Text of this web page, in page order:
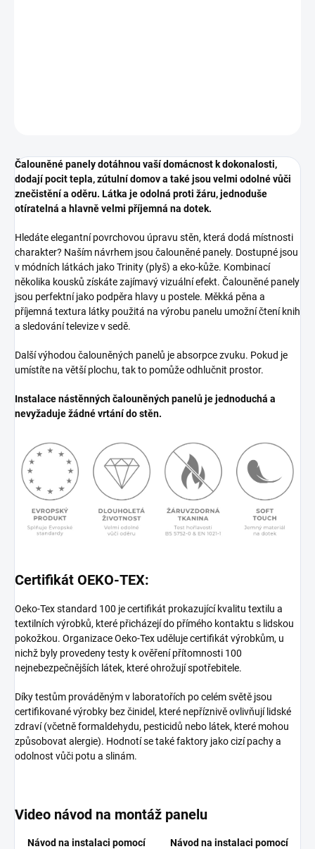
Čalouněné panely dotáhnou vaší domácnost k dokonalosti,
dodají pocit tepla, zútulní domov a také jsou velmi odolné vůči
znečistění a oděru. Látka je odolná proti žáru, jednoduše
otíratelná a hlavně velmi příjemná na dotek.
Hledáte elegantní povrchovou úpravu stěn, která dodá místnosti
charakter? Naším návrhem jsou čalouněné panely. Dostupné jsou
v módních látkách jako Trinity (plyš) a eko-kůže. Kombinací
několika kousků získáte zajímavý vizuální efekt. Čalouněné panely
jsou perfektní jako podpěra hlavy u postele. Měkká pěna a
příjemná textura látky použitá na výrobu panelu umožní čtení knih
a sledování televize v sedě.
Další výhodou čalouněných panelů je absorpce zvuku. Pokud je
umístíte na větší plochu, tak to pomůže odhlučnit prostor.
Instalace nástěnných čalouněných panelů je jednoduchá a
nevyžaduje žádné vrtání do stěn.
Certifikát OEKO-TEX:
Oeko-Tex standard 100 je certifikát prokazující kvalitu textilu a
textilních výrobků, které přicházejí do přímého kontaktu s lidskou
pokožkou. Organizace Oeko-Tex uděluje certifikát výrobkům, u
nichž byly provedeny testy k ověření přítomnosti 100
nejnebezpečnějších látek, které ohrožují spotřebitele.
Díky testům prováděným v laboratořích po celém světě jsou
certifikované výrobky bez činidel, které nepříznivě ovlivňují lidské
zdraví (včetně formaldehydu, pesticidů nebo látek, které mohou
způsobovat alergie). Hodnotí se také faktory jako cizí pachy a
odolnost vůči potu a slinám.
Video návod na montáž panelu
Návod na instalaci pomocí
Návod na instalaci pomocí